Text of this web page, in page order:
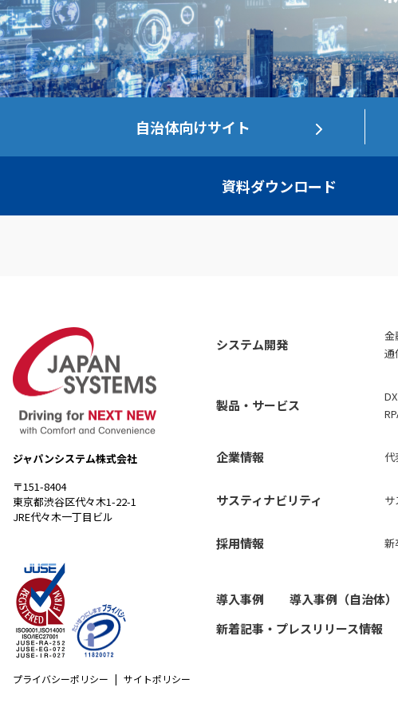
自治体向けサイト
資料ダウンロード
ジャパンシステム株式会社
〒151-8404
東京都渋谷区代々木1-22-1
JRE代々木一丁目ビル
プライバシーポリシー サイトポリシー
システム開発
金
通
製品・サービス
企業情報 代
サスティナビリティ サ
採用情報 新
導入事例 導入事例（自治体）
新着記事・プレスリリース情報